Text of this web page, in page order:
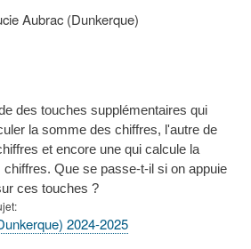
Aubrac (Dunkerque)
des touches supplémentaires qui
la somme des chiffres, l'autre de
et encore une qui calcule la
Que se passe-t-il si on appuie
ces touches ?
2024-2025